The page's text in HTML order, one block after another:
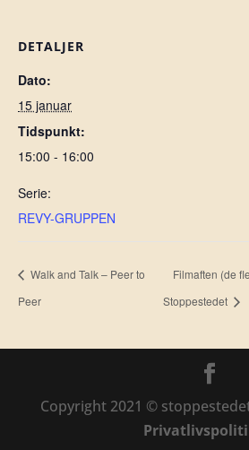
DETALJER
Dato:
15 januar
Tidspunkt:
15:00 - 16:00
Serie:
REVY-GRUPPEN
Walk and Talk – Peer to
Peer
Filmaften (de
Stoppestedet
Copyright 2021 ©